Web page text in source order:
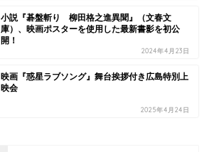
小説『碁盤斬り 柳田格之進異聞』（文春文
庫）、映画ポスターを使用した最新書影を初公
開！
2024年4月23日
映画『惑星ラブソング』舞台挨拶付き広島特別上
映会
2025年4月24日